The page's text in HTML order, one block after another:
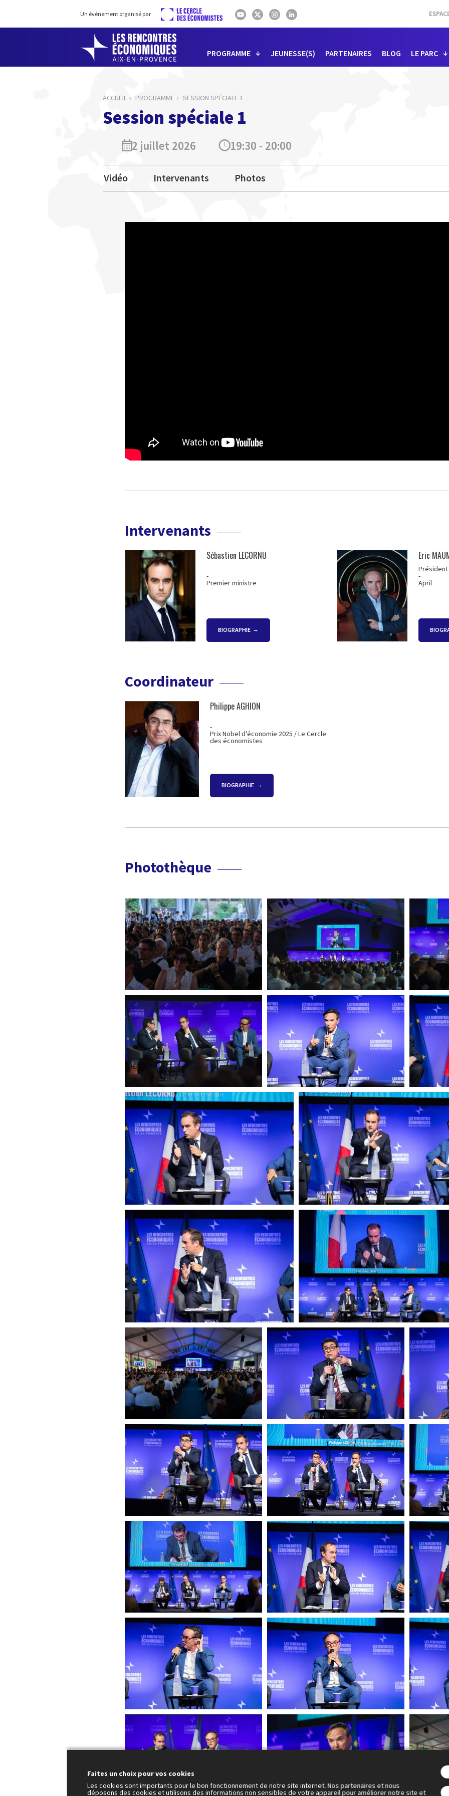
Un événement organisé par
PROGRAMME JEUNESSE(S) PARTENAIRES BLOG LE PARC
ACCUEIL PROGRAMME SESSION SPÉCIALE 1
Session spéciale 1
2 juillet 2026 19:30 - 20:00
Vidéo Intervenants Photos
Intervenants
Sébastien LECORNU
-
Premier ministre
BIOGRAPHIE
Eric
Président
-
April
Coordinateur
Philippe AGHION
-
Prix Nobel d'économie 2025 / Le Cercle
des économistes
BIOGRAPHIE
Photothèque
Faites un choix pour vos cookies
Les cookies sont importants pour le bon fonctionnement de notre site internet. Nos partenaires et nous
déposons des cookies et utilisons des informations non sensibles de votre appareil pour améliorer notre site et